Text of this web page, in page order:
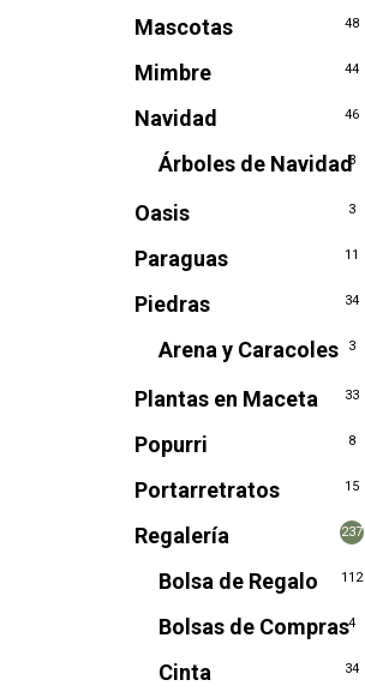
Mascotas 48
Mimbre 44
Navidad 46
Árboles de Navidad3
Oasis 3
Paraguas 11
Piedras 34
Arena y Caracoles 3
Plantas en Maceta 33
Popurri 8
Portarretratos 15
Regalería 237
Bolsa de Regalo 112
Bolsas de Compras4
Cinta 34